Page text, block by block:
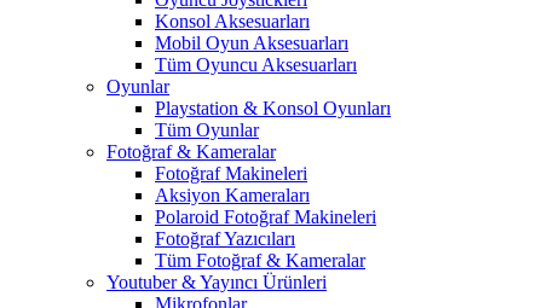
Konsol Aksesuarları
Mobil Oyun Aksesuarları
Tüm Oyuncu Aksesuarları
Oyunlar
Playstation & Konsol Oyunları
Tüm Oyunlar
Fotoğraf & Kameralar
Fotoğraf Makineleri
Aksiyon Kameraları
Polaroid Fotoğraf Makineleri
Fotoğraf Yazıcıları
Tüm Fotoğraf & Kameralar
Youtuber & Yayıncı Ürünleri
Mikrofonlar